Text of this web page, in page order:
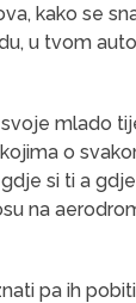
kako se
u tvom
mlado
o
si ti a
na
pa ih